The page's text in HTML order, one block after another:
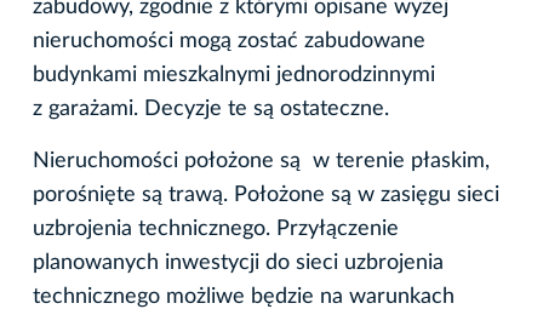
zabudowy, zgodnie z którymi opisane wyżej
nieruchomości mogą zostać zabudowane
budynkami mieszkalnymi jednorodzinnymi
z garażami. Decyzje te są ostateczne.
Nieruchomości położone są w terenie płaskim,
porośnięte są trawą. Położone są w zasięgu sieci
uzbrojenia technicznego. Przyłączenie
planowanych inwestycji do sieci uzbrojenia
technicznego możliwe będzie na warunkach